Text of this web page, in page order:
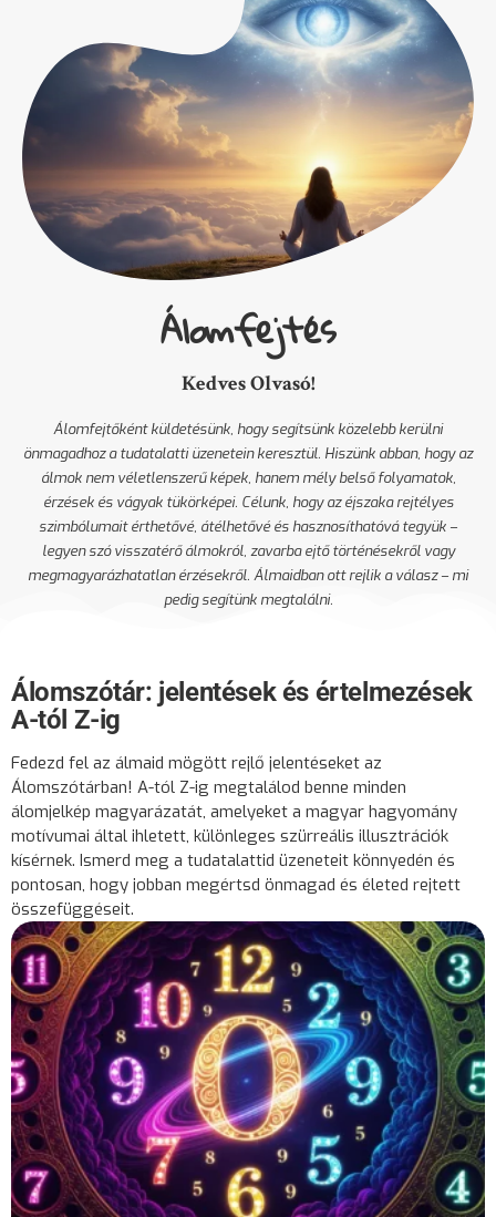
Álomfejtés
Kedves Olvasó!
Álomfejtőként küldetésünk, hogy segítsünk közelebb kerülni
önmagadhoz a tudatalatti üzenetein keresztül. Hiszünk abban, hogy az
álmok nem véletlenszerű képek, hanem mély belső folyamatok,
érzések és vágyak tükörképei. Célunk, hogy az éjszaka rejtélyes
szimbólumait érthetővé, átélhetővé és hasznosíthatóvá tegyük –
legyen szó visszatérő álmokról, zavarba ejtő történésekről vagy
megmagyarázhatatlan érzésekről. Álmaidban ott rejlik a válasz – mi
pedig segítünk megtalálni.
Álomszótár: jelentések és értelmezések
A-tól Z-ig
Fedezd fel az álmaid mögött rejlő jelentéseket az
Álomszótárban! A-tól Z-ig megtalálod benne minden
álomjelkép magyarázatát, amelyeket a magyar hagyomány
motívumai által ihletett, különleges szürreális illusztrációk
kísérnek. Ismerd meg a tudatalattid üzeneteit könnyedén és
pontosan, hogy jobban megértsd önmagad és életed rejtett
összefüggéseit.